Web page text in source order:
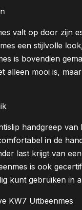
valt op door zijn
een stijlvolle
is bovendien
alleen mooi is,
handgreep
in de
last krijgt van
is ook
kunt gebruiken in
KW7 Uitbeenmes